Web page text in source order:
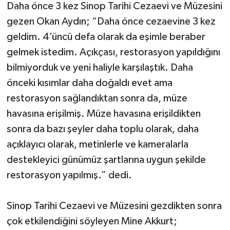
Daha önce 3 kez Sinop Tarihi Cezaevi ve Müzesini
gezen Okan Aydın; “Daha önce cezaevine 3 kez
geldim. 4’üncü defa olarak da eşimle beraber
gelmek istedim. Açıkçası, restorasyon yapıldığını
bilmiyorduk ve yeni haliyle karşılaştık. Daha
önceki kısımlar daha doğaldı evet ama
restorasyon sağlandıktan sonra da, müze
havasına erişilmiş. Müze havasına erişildikten
sonra da bazı şeyler daha toplu olarak, daha
açıklayıcı olarak, metinlerle ve kameralarla
destekleyici günümüz şartlarına uygun şekilde
restorasyon yapılmış.” dedi.
Sinop Tarihi Cezaevi ve Müzesini gezdikten sonra
çok etkilendiğini söyleyen Mine Akkurt;